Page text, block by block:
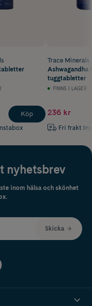
Köp
Trace Minerals
Ashwagandha
tuggtabletter
FINNS I LAGER
236 kr
Fri frakt
nyhetsbrev
inom hälsa och skönhet
Skicka